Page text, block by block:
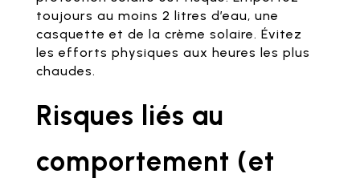
toujours au moins 2 litres d’eau, une
casquette et de la crème solaire. Évitez
les efforts physiques aux heures les plus
chaudes.
Risques liés au
comportement (et